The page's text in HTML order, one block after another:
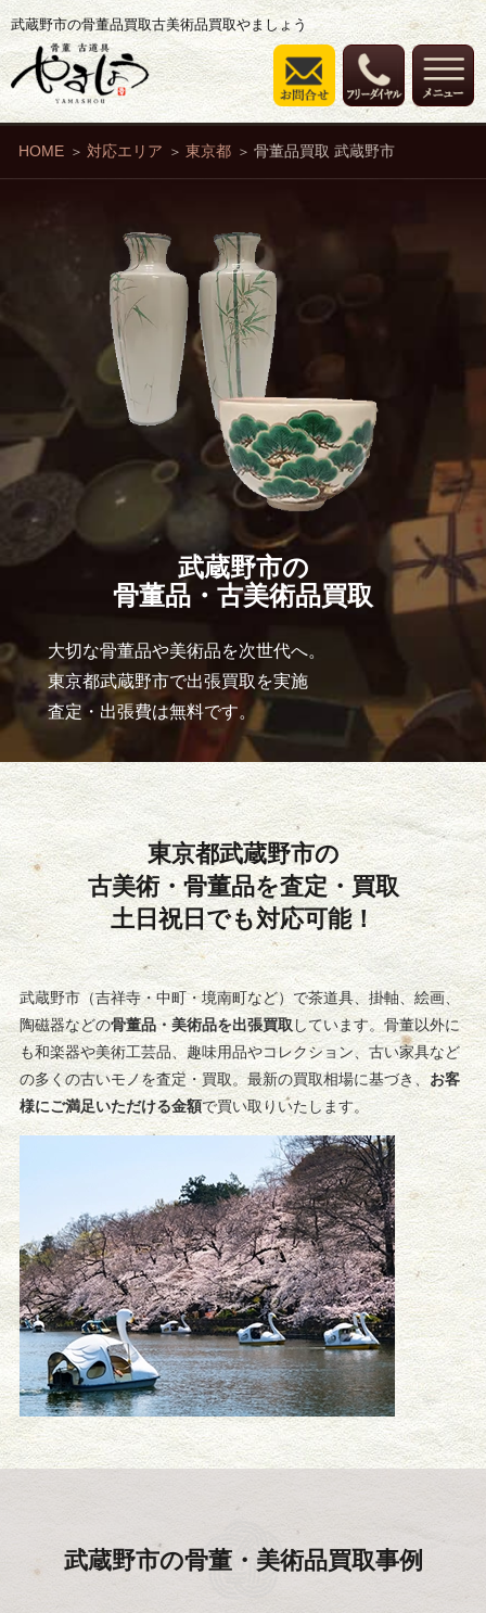
武蔵野市の骨董品買取古美術品買取やましょう
HOME 対応エリア 東京都 骨董品買取 武蔵野市
武蔵野市の
骨董品・古美術品買取
大切な骨董品や美術品を次世代へ。
東京都武蔵野市で出張買取を実施
査定・出張費は無料です。
東京都武蔵野市の
古美術・骨董品を査定・買取
土日祝日でも対応可能！
武蔵野市（吉祥寺・中町・境南町など）で茶道具、掛軸、絵画、
陶磁器などの骨董品・美術品を出張買取しています。骨董以外に
も和楽器や美術工芸品、趣味用品やコレクション、古い家具など
の多くの古いモノを査定・買取。最新の買取相場に基づき、お客
様にご満足いただける金額で買い取りいたします。
武蔵野市の骨董・美術品買取事例